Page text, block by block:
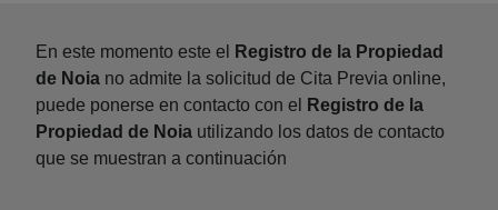
En este momento este el
Registro de la Propiedad
de Noia no admite la solicitud de Cita Previa online,
puede ponerse en contacto con el
Registro de la
Propiedad de Noia utilizando los datos de contacto
que se muestran a continuación